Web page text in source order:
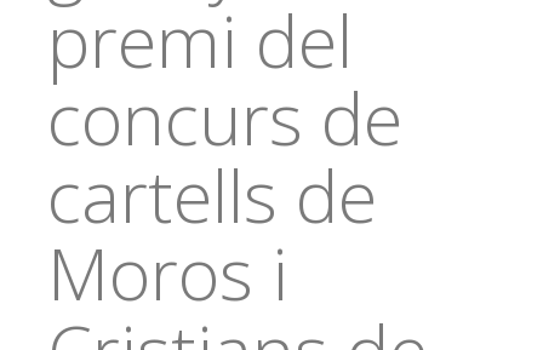
premi del
concurs de
cartells de
Moros i